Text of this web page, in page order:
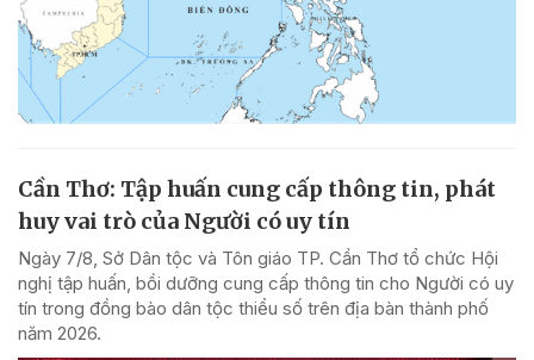
Cần Thơ: Tập huấn cung cấp thông tin, phát
huy vai trò của Người có uy tín
Ngày 7/8, Sở Dân tộc và Tôn giáo TP. Cần Thơ tổ chức Hội
nghị tập huấn, bồi dưỡng cung cấp thông tin cho Người có uy
tín trong đồng bào dân tộc thiểu số trên địa bàn thành phố
năm 2026.